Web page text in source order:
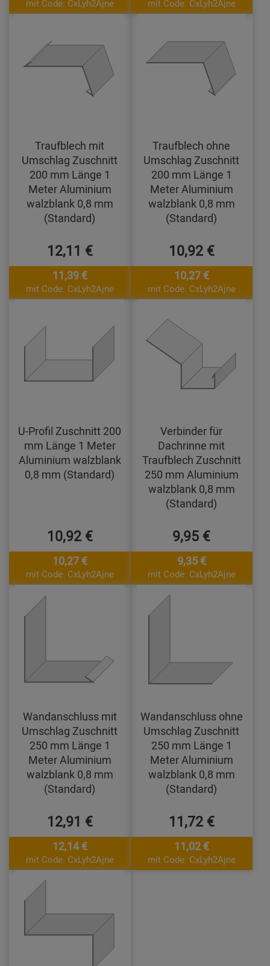
mit Code: CxLyh2Ajne mit Code: CxLyh2Ajne
Traufblech mit
Umschlag Zuschnitt
200 mm Länge 1
Meter Aluminium
walzblank 0,8 mm
(Standard)
12,11 €
11,39 €
mit Code: CxLyh2Ajne
Traufblech ohne
Umschlag Zuschnitt
200 mm Länge 1
Meter Aluminium
walzblank 0,8 mm
(Standard)
10,92 €
10,27 €
mit Code: CxLyh2Ajne
U-Profil Zuschnitt 200
mm Länge 1 Meter
Aluminium walzblank
0,8 mm (Standard)
10,92 €
10,27 €
mit Code: CxLyh2Ajne
Verbinder für
Dachrinne mit
Traufblech Zuschnitt
250 mm Aluminium
walzblank 0,8 mm
(Standard)
9,95 €
9,35 €
mit Code: CxLyh2Ajne
Wandanschluss mit
Umschlag Zuschnitt
250 mm Länge 1
Meter Aluminium
walzblank 0,8 mm
(Standard)
12,91 €
12,14 €
mit Code: CxLyh2Ajne
Wandanschluss ohne
Umschlag Zuschnitt
250 mm Länge 1
Meter Aluminium
walzblank 0,8 mm
(Standard)
11,72 €
11,02 €
mit Code: CxLyh2Ajne